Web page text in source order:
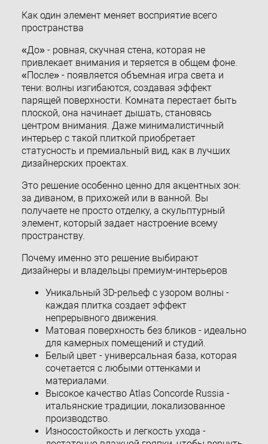
Как один элемент меняет восприятие всего
пространства
«До» - ровная, скучная стена, которая не
привлекает внимания и теряется в общем фоне.
«После» - появляется объемная игра света и
тени: волны изгибаются, создавая эффект
парящей поверхности. Комната перестает быть
плоской, она начинает дышать, становясь
центром внимания. Даже минималистичный
интерьер с такой плиткой приобретает
статусность и премиальный вид, как в лучших
дизайнерских проектах.
Это решение особенно ценно для акцентных зон:
за диваном, в прихожей или в ванной. Вы
получаете не просто отделку, а скульптурный
элемент, который задает настроение всему
пространству.
Почему именно это решение выбирают
дизайнеры и владельцы премиум-интерьеров
Уникальный 3D-рельеф с узором волны -
каждая плитка создает эффект
непрерывного движения.
Матовая поверхность без бликов - идеально
для камерных помещений и студий.
Белый цвет - универсальная база, которая
сочетается с любыми оттенками и
материалами.
Высокое качество Atlas Concorde Russia -
итальянские традиции, локализованное
производство.
Износостойкость и легкость ухода -